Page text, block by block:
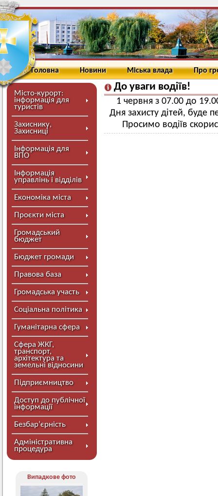
Головна Новини Міська влада Про
Місто-курорт:
інформація для
туристів
Захиснику,
Захисниці
Інформація для
ВПО
Інформація
управлінь і відділів
Економіка міста
Проєкти міста
Громадський
бюджет
Бюджет громади
Правова база
Громадська участь
Соціальна політика
Гуманітарна сфера
Сфера ЖКГ,
транспорт,
архітектура та
земельні відносини
Підприємництво
Доступ до публічної
інформації
Безбар’єрність
Адміністративна
процедура
Випадкове фото
До уваги водіїв!
1 червня з 07.00 до
Дня захисту дітей, буде
Просимо водіїв